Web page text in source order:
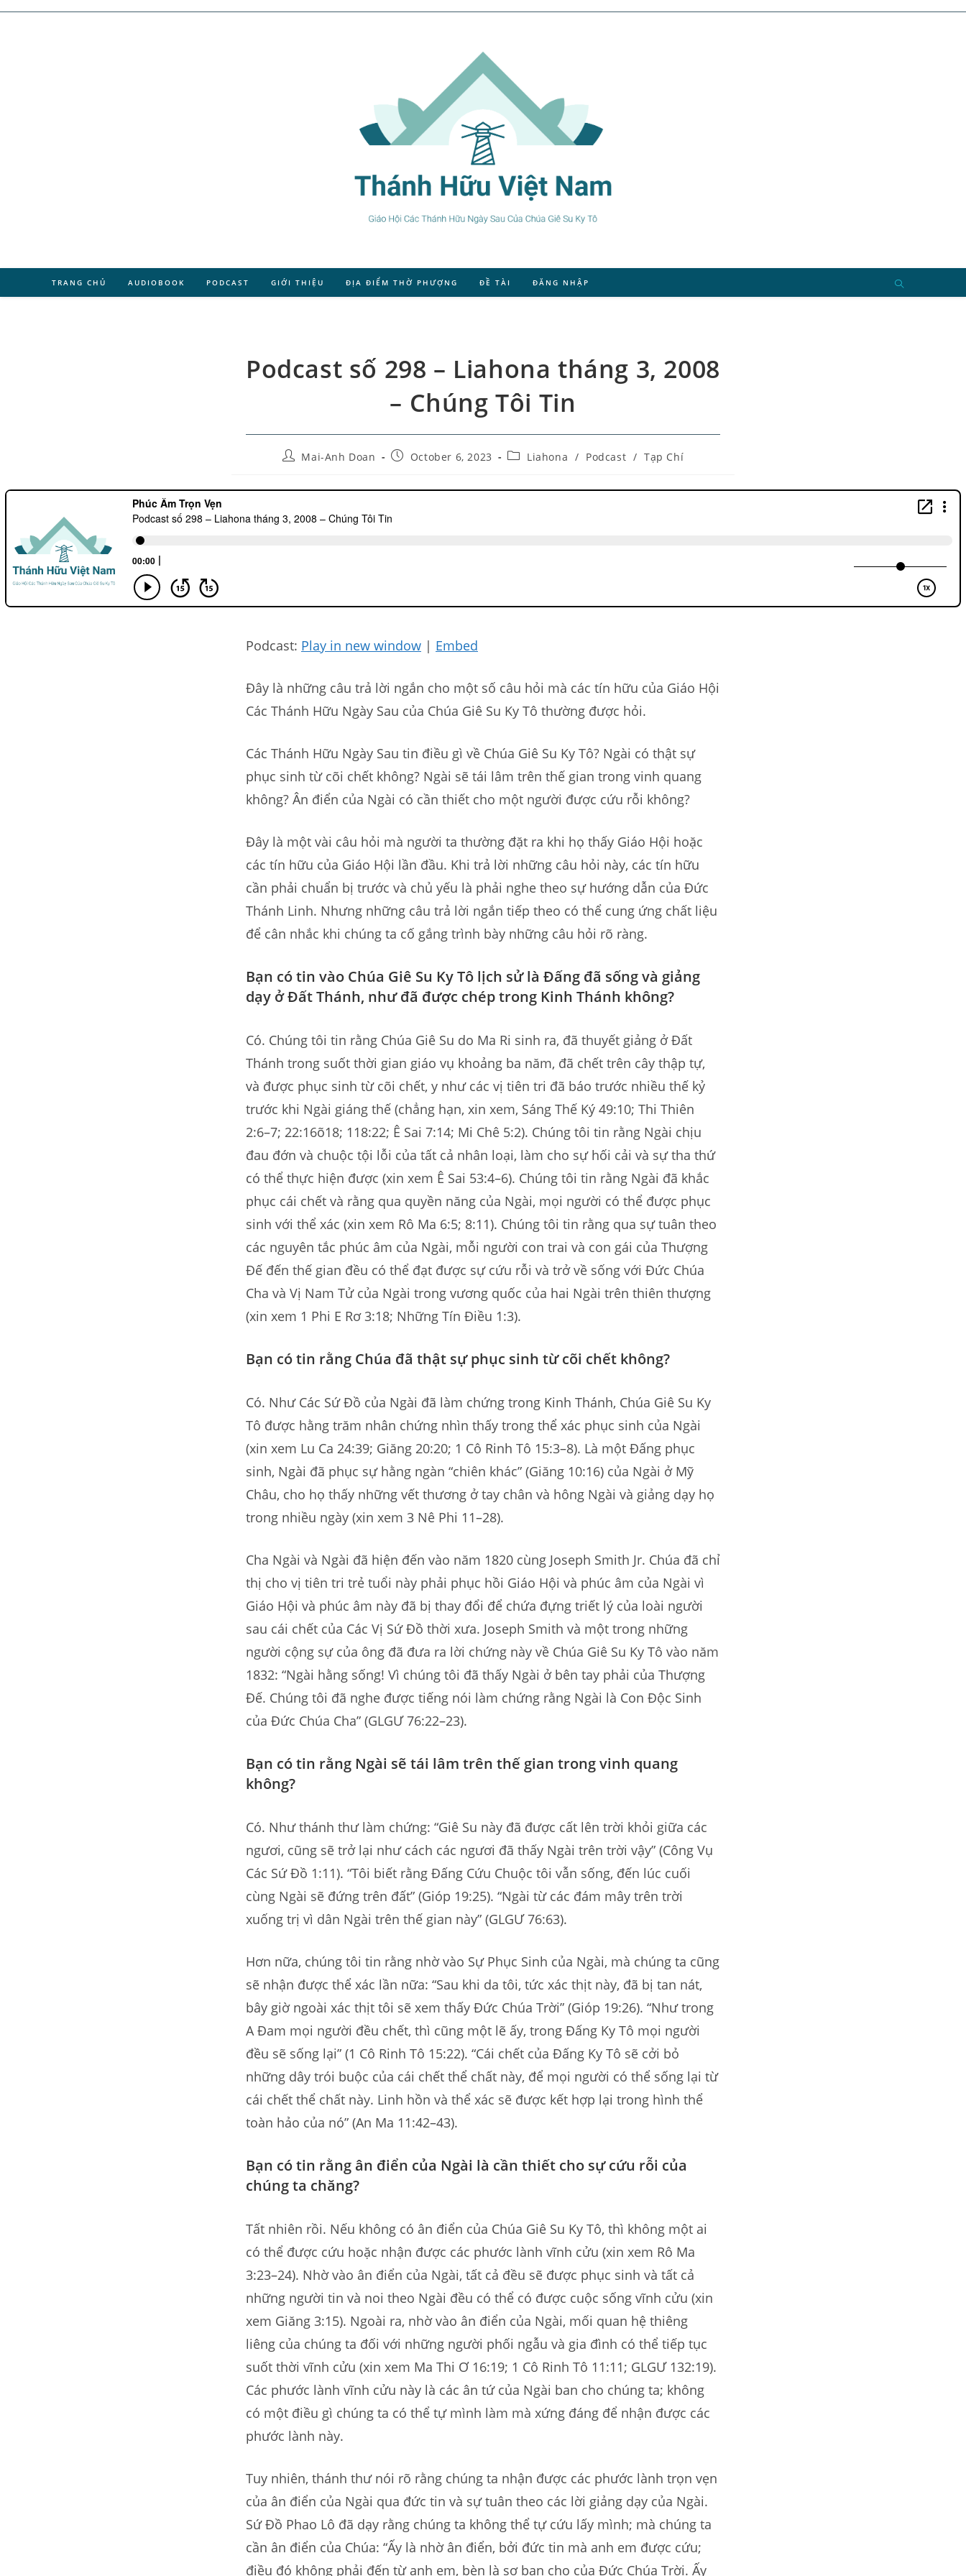
TRANG CHỦ AUDIOBOOK PODCAST GIỚI THIỆU ĐỊA ĐIỂM THỜ PHƯỢNG ĐỀ TÀI ĐĂNG NHẬP
Podcast số 298 – Liahona tháng 3, 2008
– Chúng Tôi Tin
Mai-Anh Doan October 6, 2023 Liahona / Podcast / Tạp Chí
Podcast: Play in new window | Embed
Đây là những câu trả lời ngắn cho một số câu hỏi mà các tín hữu của Giáo Hội
Các Thánh Hữu Ngày Sau của Chúa Giê Su Ky Tô thường được hỏi.
Các Thánh Hữu Ngày Sau tin điều gì về Chúa Giê Su Ky Tô? Ngài có thật sự
phục sinh từ cõi chết không? Ngài sẽ tái lâm trên thế gian trong vinh quang
không? Ân điển của Ngài có cần thiết cho một người được cứu rỗi không?
Đây là một vài câu hỏi mà người ta thường đặt ra khi họ thấy Giáo Hội hoặc
các tín hữu của Giáo Hội lần đầu. Khi trả lời những câu hỏi này, các tín hữu
cần phải chuẩn bị trước và chủ yếu là phải nghe theo sự hướng dẫn của Đức
Thánh Linh. Nhưng những câu trả lời ngắn tiếp theo có thể cung ứng chất liệu
để cân nhắc khi chúng ta cố gắng trình bày những câu hỏi rõ ràng.
Bạn có tin vào Chúa Giê Su Ky Tô lịch sử là Đấng đã sống và giảng
dạy ở Đất Thánh, như đã được chép trong Kinh Thánh không?
Có. Chúng tôi tin rằng Chúa Giê Su do Ma Ri sinh ra, đã thuyết giảng ở Đất
Thánh trong suốt thời gian giáo vụ khoảng ba năm, đã chết trên cây thập tự,
và được phục sinh từ cõi chết, y như các vị tiên tri đã báo trước nhiều thế kỷ
trước khi Ngài giáng thế (chẳng hạn, xin xem, Sáng Thế Ký 49:10; Thi Thiên
2:6–7; 22:16õ18; 118:22; Ê Sai 7:14; Mi Chê 5:2). Chúng tôi tin rằng Ngài chịu
đau đớn và chuộc tội lỗi của tất cả nhân loại, làm cho sự hối cải và sự tha thứ
có thể thực hiện được (xin xem Ê Sai 53:4–6). Chúng tôi tin rằng Ngài đã khắc
phục cái chết và rằng qua quyền năng của Ngài, mọi người có thể được phục
sinh với thể xác (xin xem Rô Ma 6:5; 8:11). Chúng tôi tin rằng qua sự tuân theo
các nguyên tắc phúc âm của Ngài, mỗi người con trai và con gái của Thượng
Đế đến thế gian đều có thể đạt được sự cứu rỗi và trở về sống với Đức Chúa
Cha và Vị Nam Tử của Ngài trong vương quốc của hai Ngài trên thiên thượng
(xin xem 1 Phi E Rơ 3:18; Những Tín Điều 1:3).
Bạn có tin rằng Chúa đã thật sự phục sinh từ cõi chết không?
Có. Như Các Sứ Đồ của Ngài đã làm chứng trong Kinh Thánh, Chúa Giê Su Ky
Tô được hằng trăm nhân chứng nhìn thấy trong thể xác phục sinh của Ngài
(xin xem Lu Ca 24:39; Giăng 20:20; 1 Cô Rinh Tô 15:3–8). Là một Đấng phục
sinh, Ngài đã phục sự hằng ngàn “chiên khác” (Giăng 10:16) của Ngài ở Mỹ
Châu, cho họ thấy những vết thương ở tay chân và hông Ngài và giảng dạy họ
trong nhiều ngày (xin xem 3 Nê Phi 11–28).
Cha Ngài và Ngài đã hiện đến vào năm 1820 cùng Joseph Smith Jr. Chúa đã chỉ
thị cho vị tiên tri trẻ tuổi này phải phục hồi Giáo Hội và phúc âm của Ngài vì
Giáo Hội và phúc âm này đã bị thay đổi để chứa đựng triết lý của loài người
sau cái chết của Các Vị Sứ Đồ thời xưa. Joseph Smith và một trong những
người cộng sự của ông đã đưa ra lời chứng này về Chúa Giê Su Ky Tô vào năm
1832: “Ngài hằng sống! Vì chúng tôi đã thấy Ngài ở bên tay phải của Thượng
Đế. Chúng tôi đã nghe được tiếng nói làm chứng rằng Ngài là Con Độc Sinh
của Đức Chúa Cha” (GLGƯ 76:22–23).
Bạn có tin rằng Ngài sẽ tái lâm trên thế gian trong vinh quang
không?
Có. Như thánh thư làm chứng: “Giê Su này đã được cất lên trời khỏi giữa các
ngươi, cũng sẽ trở lại như cách các ngươi đã thấy Ngài trên trời vậy” (Công Vụ
Các Sứ Đồ 1:11). “Tôi biết rằng Đấng Cứu Chuộc tôi vẫn sống, đến lúc cuối
cùng Ngài sẽ đứng trên đất” (Gióp 19:25). “Ngài từ các đám mây trên trời
xuống trị vì dân Ngài trên thế gian này” (GLGƯ 76:63).
Hơn nữa, chúng tôi tin rằng nhờ vào Sự Phục Sinh của Ngài, mà chúng ta cũng
sẽ nhận được thể xác lần nữa: “Sau khi da tôi, tức xác thịt này, đã bị tan nát,
bây giờ ngoài xác thịt tôi sẽ xem thấy Đức Chúa Trời” (Gióp 19:26). “Như trong
A Đam mọi người đều chết, thì cũng một lẽ ấy, trong Đấng Ky Tô mọi người
đều sẽ sống lại” (1 Cô Rinh Tô 15:22). “Cái chết của Đấng Ky Tô sẽ cởi bỏ
những dây trói buộc của cái chết thể chất này, để mọi người có thể sống lại từ
cái chết thể chất này. Linh hồn và thể xác sẽ được kết hợp lại trong hình thể
toàn hảo của nó” (An Ma 11:42–43).
Bạn có tin rằng ân điển của Ngài là cần thiết cho sự cứu rỗi của
chúng ta chăng?
Tất nhiên rồi. Nếu không có ân điển của Chúa Giê Su Ky Tô, thì không một ai
có thể được cứu hoặc nhận được các phước lành vĩnh cửu (xin xem Rô Ma
3:23–24). Nhờ vào ân điển của Ngài, tất cả đều sẽ được phục sinh và tất cả
những người tin và noi theo Ngài đều có thể có được cuộc sống vĩnh cửu (xin
xem Giăng 3:15). Ngoài ra, nhờ vào ân điển của Ngài, mối quan hệ thiêng
liêng của chúng ta đối với những người phối ngẫu và gia đình có thể tiếp tục
suốt thời vĩnh cửu (xin xem Ma Thi Ơ 16:19; 1 Cô Rinh Tô 11:11; GLGƯ 132:19).
Các phước lành vĩnh cửu này là các ân tứ của Ngài ban cho chúng ta; không
có một điều gì chúng ta có thể tự mình làm mà xứng đáng để nhận được các
phước lành này.
Tuy nhiên, thánh thư nói rõ rằng chúng ta nhận được các phước lành trọn vẹn
của ân điển của Ngài qua đức tin và sự tuân theo các lời giảng dạy của Ngài.
Sứ Đồ Phao Lô đã dạy rằng chúng ta không thể tự cứu lấy mình; mà chúng ta
cần ân điển của Chúa: “Ấy là nhờ ân điển, bởi đức tin mà anh em được cứu;
điều đó không phải đến từ anh em, bèn là sợ ban cho của Đức Chúa Trời. Ấy